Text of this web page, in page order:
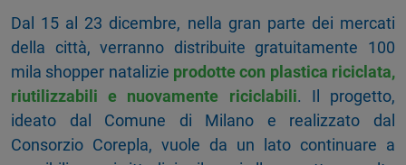
Dal 15 al 23 dicembre, nella gran parte dei mercati
della città, verranno distribuite gratuitamente 100
mila shopper natalizie prodotte con plastica riciclata,
riutilizzabili e nuovamente riciclabili. Il progetto,
ideato dal Comune di Milano e realizzato dal
Consorzio Corepla, vuole da un lato continuare a